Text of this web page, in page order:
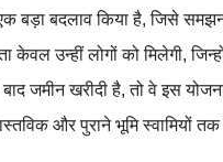
बड़ा बदलाव किया है, जिसे
उन्हीं लोगों को मिलेगी,
खरीदी है, तो वे इस
और पुराने भूमि स्वामियों